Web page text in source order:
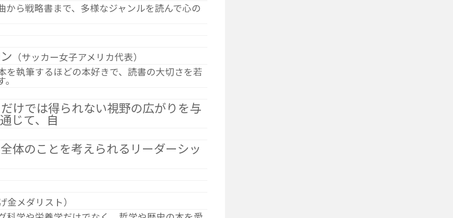
から戦略書まで、多様なジャンルを読んで心の
（サッカー女子アメリカ代表）
を執筆するほどの本好きで、読書の大切さを若
。
だけでは得られない視野の広がりを与
じて、自
体のことを考えられるリーダーシッ
金メダリスト）